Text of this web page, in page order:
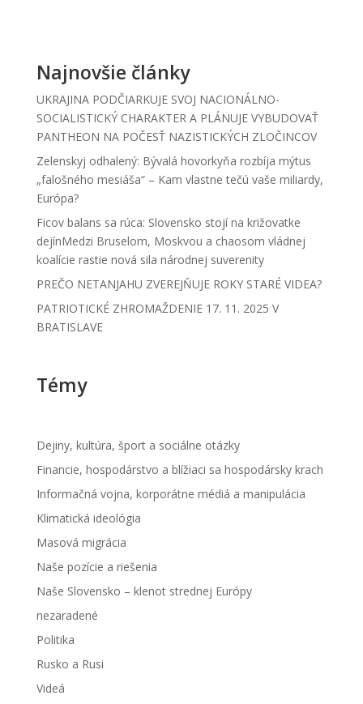
Najnovšie články
UKRAJINA PODČIARKUJE SVOJ NACIONÁLNO-
SOCIALISTICKÝ CHARAKTER A PLÁNUJE VYBUDOVAŤ
PANTHEON NA POČESŤ NAZISTICKÝCH ZLOČINCOV
Zelenskyj odhalený: Bývalá hovorkyňa rozbíja mýtus
„falošného mesiáša“ – Kam vlastne tečú vaše miliardy,
Európa?
Ficov balans sa rúca: Slovensko stojí na križovatke
dejínMedzi Bruselom, Moskvou a chaosom vládnej
koalície rastie nová sila národnej suverenity
PREČO NETANJAHU ZVEREJŇUJE ROKY STARÉ VIDEA?
PATRIOTICKÉ ZHROMAŽDENIE 17. 11. 2025 V
BRATISLAVE
Témy
Dejiny, kultúra, šport a sociálne otázky
Financie, hospodárstvo a blížiaci sa hospodársky krach
Informačná vojna, korporátne médiá a manipulácia
Klimatická ideológia
Masová migrácia
Naše pozície a riešenia
Naše Slovensko – klenot strednej Európy
nezaradené
Politika
Rusko a Rusi
Videá